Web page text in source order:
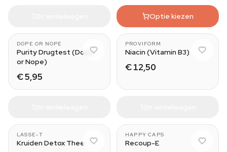
Optie kiezen
DOPE OR NOPE
Purity Drugtest (Dope
or Nope)
€ 5,95
PROVIFORM
Niacin (Vitamin B3)
€ 12,50
LASSE-T
Kruiden Detox Thee
HAPPY CAPS
Recoup-E